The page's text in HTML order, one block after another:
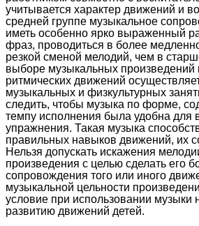
учитывается характер движений и
средней группе музыкальное
иметь особенно ярко выраженный
фраз, проводиться в более
резкой сменой мелодий, чем в
выборе музыкальных произведений
ритмических движений
музыкальных и физкультурных
следить, чтобы музыка по форме,
темпу исполнения была удобна для
упражнения. Такая музыка
правильных навыков движений, их
Нельзя допускать искажения
произведения с целью сделать его
сопровождения того или иного
музыкальной цельности
условие при использовании музыки
развитию движений детей.